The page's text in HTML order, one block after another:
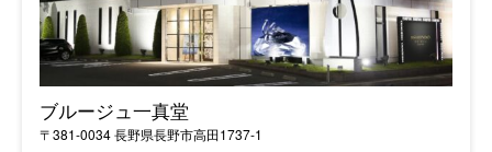
ブルージュ一真堂
〒381-0034 長野県長野市高田1737-1